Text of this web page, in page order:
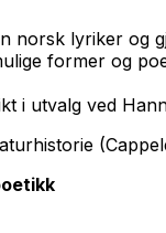
norsk lyriker og
former og
i utvalg ved